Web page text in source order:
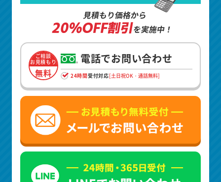
見積もり価格から
20%OFF割引を実施中！
ご相談
お見積もり
無料
電話でお問い合わせ
24時間受付対応[土日祝OK・通話無料]